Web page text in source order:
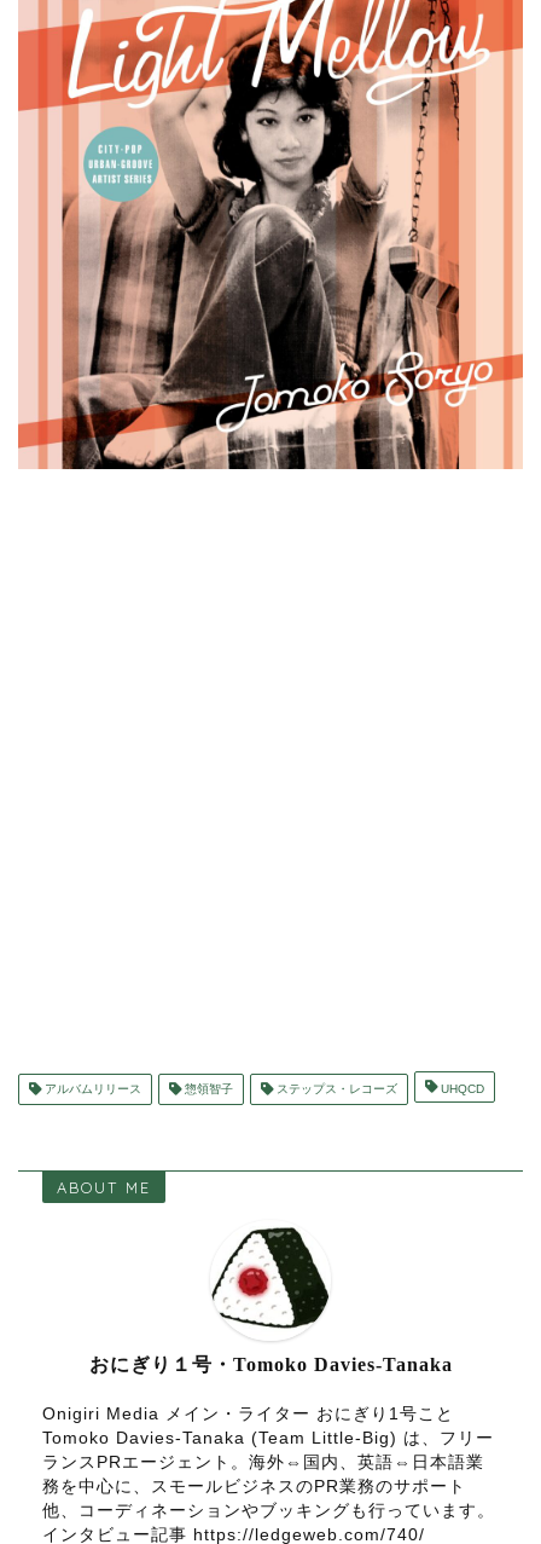
アルバムリリース 惣領智子 ステップス・レコーズ UHQCD
ABOUT ME
おにぎり１号・Tomoko Davies-Tanaka
Onigiri Media メイン・ライター おにぎり1号こと
Tomoko Davies-Tanaka (Team Little-Big) は、フリー
ランスPRエージェント。海外⇔国内、英語⇔日本語業
務を中心に、スモールビジネスのPR業務のサポート
他、コーディネーションやブッキングも行っています。
インタビュー記事 https://ledgeweb.com/740/